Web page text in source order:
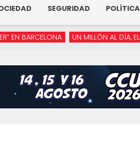
SEGURIDAD POLÍTICA
UN MILLÓN AL DÍA, EL GASTO EN